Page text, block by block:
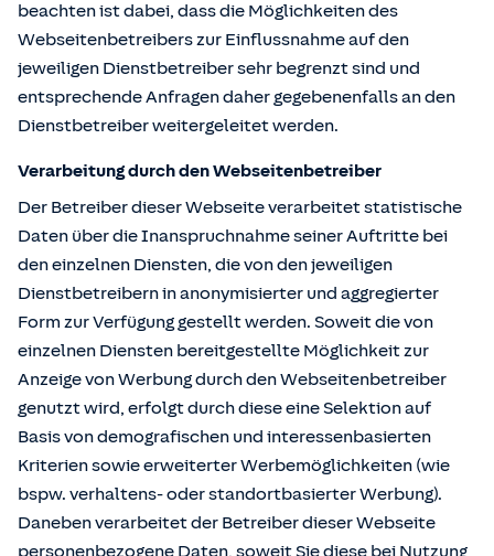
beachten ist dabei, dass die Möglichkeiten des
Webseitenbetreibers zur Einflussnahme auf den
jeweiligen Dienstbetreiber sehr begrenzt sind und
entsprechende Anfragen daher gegebenenfalls an den
Dienstbetreiber weitergeleitet werden.
Verarbeitung durch den Webseitenbetreiber
Der Betreiber dieser Webseite verarbeitet statistische
Daten über die Inanspruchnahme seiner Auftritte bei
den einzelnen Diensten, die von den jeweiligen
Dienstbetreibern in anonymisierter und aggregierter
Form zur Verfügung gestellt werden. Soweit die von
einzelnen Diensten bereitgestellte Möglichkeit zur
Anzeige von Werbung durch den Webseitenbetreiber
genutzt wird, erfolgt durch diese eine Selektion auf
Basis von demografischen und interessenbasierten
Kriterien sowie erweiterter Werbemöglichkeiten (wie
bspw. verhaltens- oder standortbasierter Werbung).
Daneben verarbeitet der Betreiber dieser Webseite
personenbezogene Daten, soweit Sie diese bei Nutzung